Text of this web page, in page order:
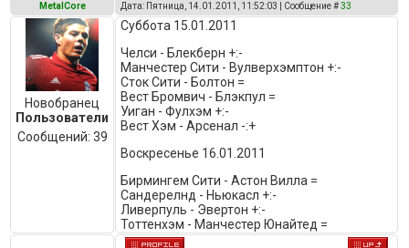
MetalCore Дата: Пятница, 14.01.2011, 11:52:03 | Сообщение #33
Новобранец
Пользователи
Сообщений: 39
Суббота 15.01.2011
Челси - Блекберн +:-
Манчестер Сити - Вулверхэмптон +:-
Сток Сити - Болтон =
Вест Бромвич - Блэкпул =
Уиган - Фулхэм +:-
Вест Хэм - Арсенал -:+
Воскресенье 16.01.2011
Бирмингем Сити - Астон Вилла =
Сандерелнд - Ньюкасл +:-
Ливерпуль - Эвертон +:-
Тоттенхэм - Манчестер Юнайтед =